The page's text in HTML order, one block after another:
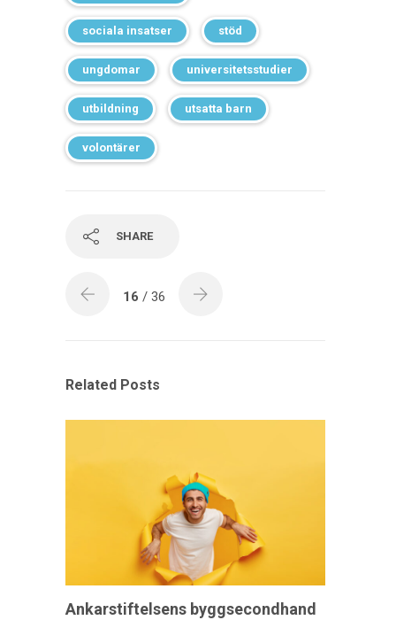
sociala insatser stöd
ungdomar universitetsstudier
utbildning utsatta barn
volontärer
SHARE
16 / 36
Related Posts
Ankarstiftelsens byggsecondhand